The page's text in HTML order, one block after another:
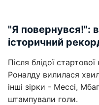
"Я повернувся!":
історичний
Після блідої
Роналду вилилася
інші зірки - Мессі,
штампували голи.